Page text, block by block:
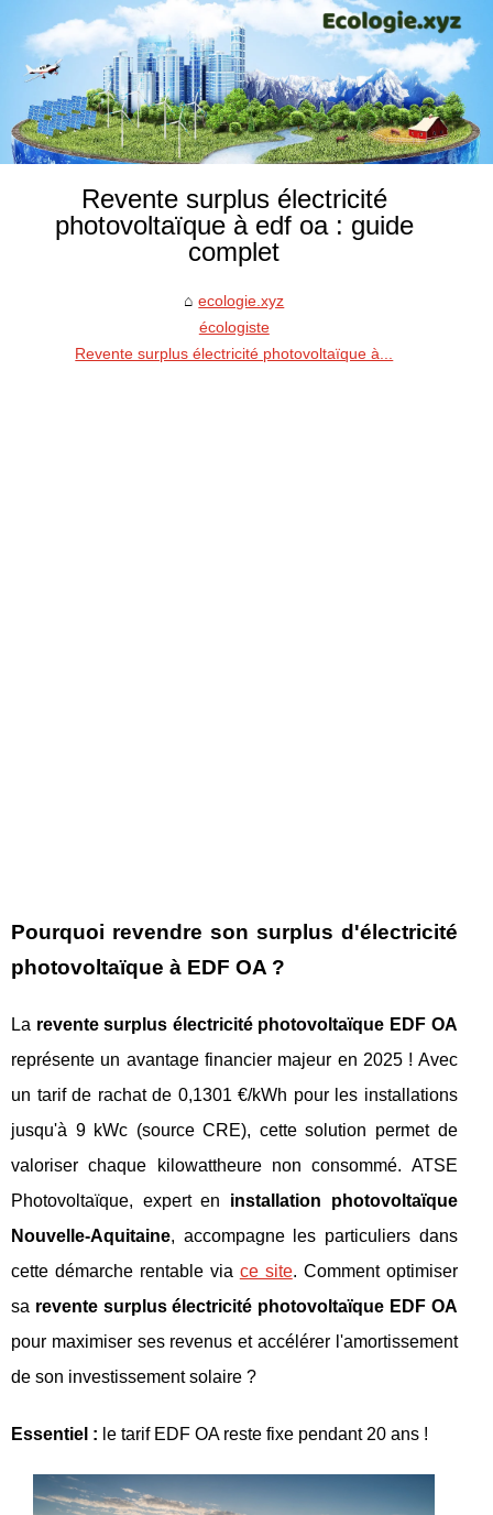
Revente surplus électricité
photovoltaïque à edf oa : guide
complet
ecologie.xyz
écologiste
Revente surplus électricité photovoltaïque à...
Pourquoi revendre son surplus d'électricité
photovoltaïque à EDF OA ?
La revente surplus électricité photovoltaïque EDF OA
représente un avantage financier majeur en 2025 ! Avec
un tarif de rachat de 0,1301 €/kWh pour les installations
jusqu'à 9 kWc (source CRE), cette solution permet de
valoriser chaque kilowattheure non consommé. ATSE
Photovoltaïque, expert en installation photovoltaïque
Nouvelle-Aquitaine, accompagne les particuliers dans
cette démarche rentable via ce site. Comment optimiser
sa revente surplus électricité photovoltaïque EDF OA
pour maximiser ses revenus et accélérer l'amortissement
de son investissement solaire ?
Essentiel : le tarif EDF OA reste fixe pendant 20 ans !